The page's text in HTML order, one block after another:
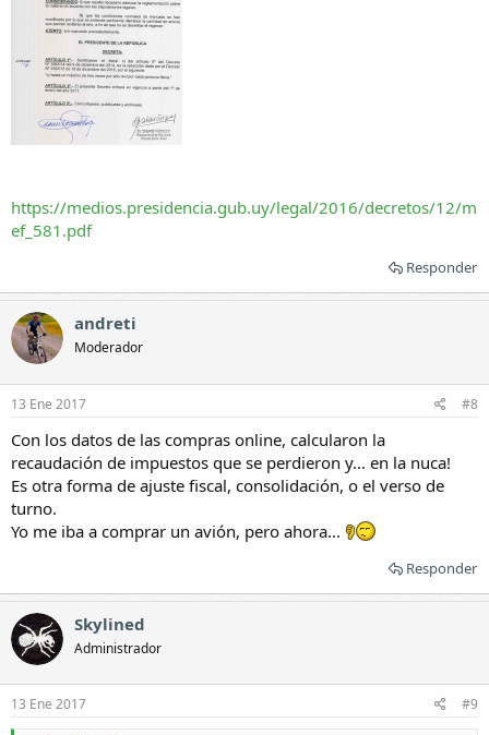
https://medios.presidencia.gub.uy/legal/2016/decretos/12/m
ef_581.pdf
Responder
andreti
Moderador
13 Ene 2017 #8
Con los datos de las compras online, calcularon la
recaudación de impuestos que se perdieron y... en la nuca!
Es otra forma de ajuste fiscal, consolidación, o el verso de
turno.
Yo me iba a comprar un avión, pero ahora...
Responder
Skylined
Administrador
13 Ene 2017 #9